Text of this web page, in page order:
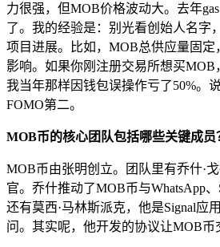
力很强，但MOB价格波动大。去年
了。我的经验是：别光看创始人名字
项目进展。比如，MOB总供应量固定
影响。如果你刚注册交易所想买MOB
我当年那样因钱包误操作亏了50%。
FOMO第二。
MOB币的核心团队包括哪些关键成员
MOB币由张明创立。团队里有乔什·
官。乔什推动了MOB币与WhatsApp、
还有莫西·马林斯派克，他是Signal应
问。其实呢，他开发的协议让MOB币